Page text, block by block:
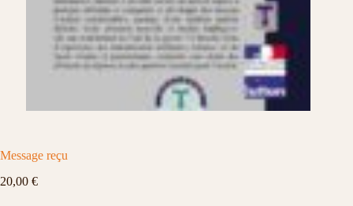
Message reçu
20,00 €